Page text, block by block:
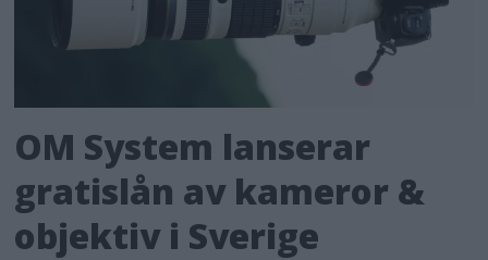
OM System lanserar
gratislån av kameror &
objektiv i Sverige